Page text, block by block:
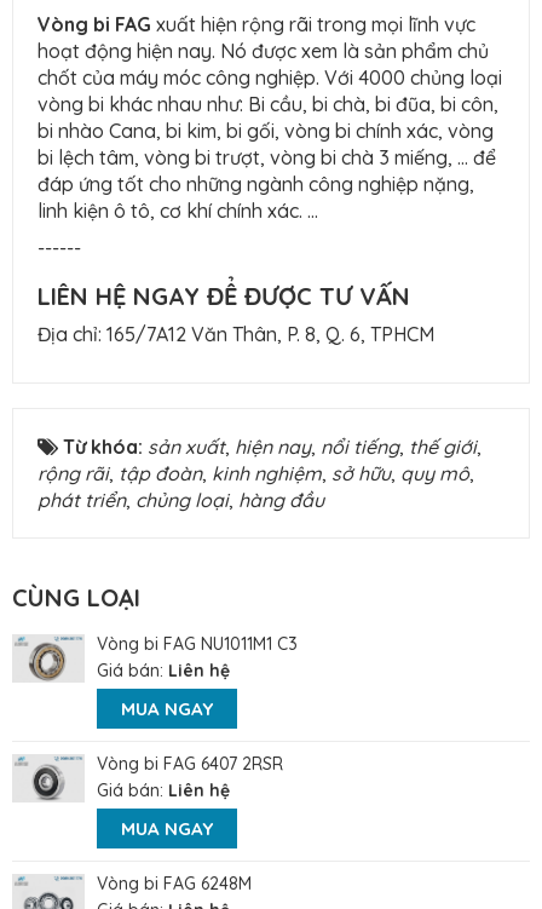
Vòng bi FAG xuất hiện rộng rãi trong mọi lĩnh vực
hoạt động hiện nay. Nó được xem là sản phẩm chủ
chốt của máy móc công nghiệp. Với 4000 chủng loại
vòng bi khác nhau như: Bi cầu, bi chà, bi đũa, bi côn,
bi nhào Cana, bi kim, bi gối, vòng bi chính xác, vòng
bi lệch tâm, vòng bi trượt, vòng bi chà 3 miếng, … để
đáp ứng tốt cho những ngành công nghiệp nặng,
linh kiện ô tô, cơ khí chính xác. …
------
LIÊN HỆ NGAY ĐỂ ĐƯỢC TƯ VẤN
Địa chỉ: 165/7A12 Văn Thân, P. 8, Q. 6, TPHCM
Từ khóa: sản xuất, hiện nay, nổi tiếng, thế giới,
rộng rãi, tập đoàn, kinh nghiệm, sở hữu, quy mô,
phát triển, chủng loại, hàng đầu
CÙNG LOẠI
Vòng bi FAG NU1011M1 C3
Giá bán: Liên hệ
MUA NGAY
Vòng bi FAG 6407 2RSR
Giá bán: Liên hệ
MUA NGAY
Vòng bi FAG 6248M